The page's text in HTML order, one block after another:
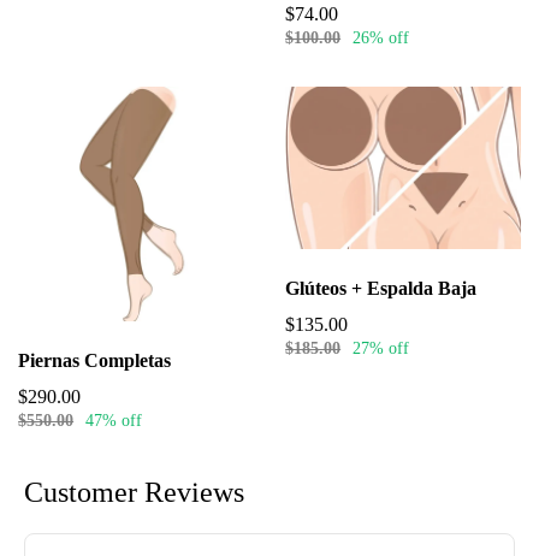
$74.00
$100.00 26% off
Piernas Completas
$290.00
$550.00 47% off
Glúteos + Espalda Baja
$135.00
$185.00 27% off
Customer Reviews